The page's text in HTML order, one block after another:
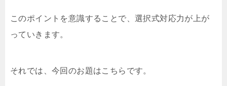
このポイントを意識することで、選択式対応力が上が
っていきます。
それでは、今回のお題はこちらです。